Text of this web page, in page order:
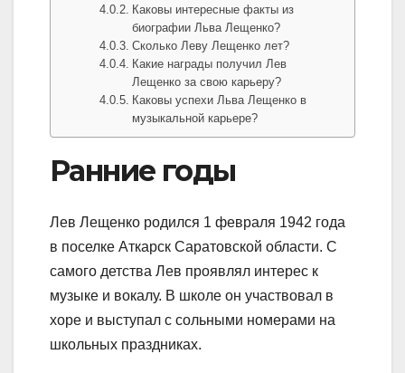
Каковы интересные факты из
биографии Льва Лещенко?
Сколько Леву Лещенко лет?
Какие награды получил Лев
Лещенко за свою карьеру?
Каковы успехи Льва Лещенко в
музыкальной карьере?
Ранние годы
Лев Лещенко родился 1 февраля 1942 года
в поселке Аткарск Саратовской области. С
самого детства Лев проявлял интерес к
музыке и вокалу. В школе он участвовал в
хоре и выступал с сольными номерами на
школьных праздниках.